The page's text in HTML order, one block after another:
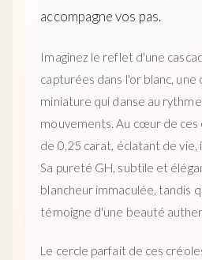
accompagne vos pas.
Imaginez le reflet d'une
capturées dans l'or blanc, une
miniature qui danse au
mouvements. Au cœur de ces
de 0,25 carat, éclatant de vie,
Sa pureté GH, subtile et
blancheur immaculée, tandis
témoigne d'une beauté
Le cercle parfait de ces